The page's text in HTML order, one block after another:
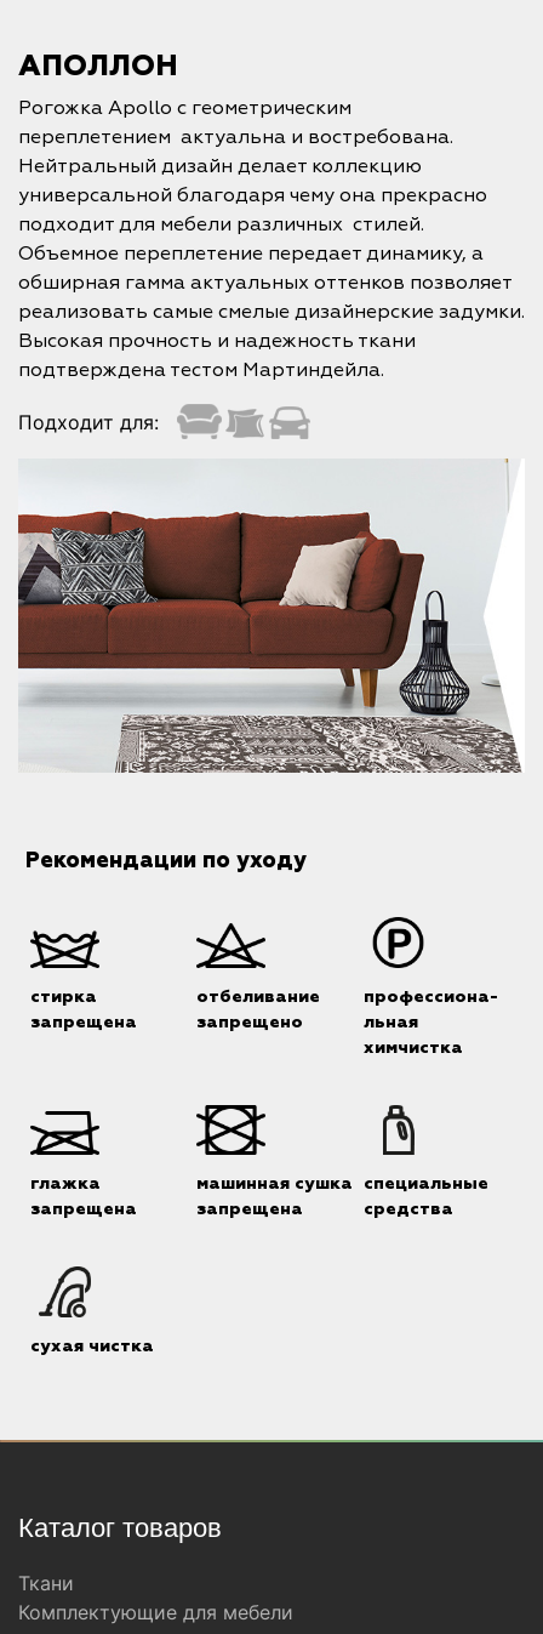
АПОЛЛОН
Рогожка Apollo с геометрическим
переплетением актуальна и востребована.
Нейтральный дизайн делает коллекцию
универсальной благодаря чему она прекрасно
подходит для мебели различных стилей.
Объемное переплетение передает динамику, а
обширная гамма актуальных оттенков позволяет
реализовать самые смелые дизайнерские задумки.
Высокая прочность и надежность ткани
подтверждена тестом Мартиндейла.
Подходит для:
Рекомендации по уходу
стирка
запрещена
отбеливание
запрещено
профессиона-
льная
химчистка
глажка
запрещена
машинная сушка
запрещена
специальные
средства
сухая чистка
Каталог товаров
Ткани
Комплектующие для мебели